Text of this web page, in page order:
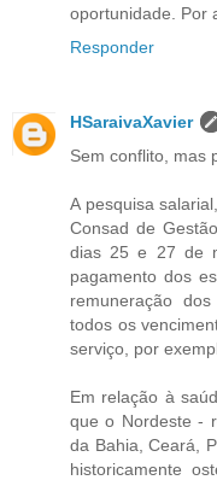
oportunidade. Por
Responder
HSaraivaXavier
Sem conflito, mas
A pesquisa
Consad de
dias 25 e 27 de
pagamento dos
remuneração
todos os
serviço, por
Em relação à
que o Nordeste -
da Bahia, Ceará,
historicamente